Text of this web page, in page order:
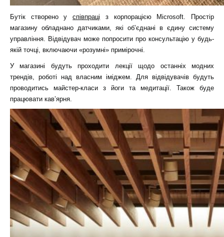
Бутік створено успівпраці з корпорацією Microsoft. Простір
магазину обладнано датчиками, які об’єднані в єдину систему
управління. Відвідувач може попросити про консультацію у будь-
якій точці, включаючи «розумні» примірочні.
У магазині будуть проходити лекції щодо останніх модних
трендів, роботі над власним іміджем. Для відвідувачів будуть
проводитись майстер-класи з йоги та медитації. Також буде
працювати кав’ярня.